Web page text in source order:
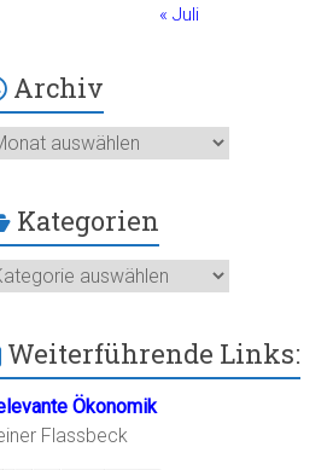
« Juli
Archiv
Kategorien
Weiterführende Links:
Ökonomik
Flassbeck